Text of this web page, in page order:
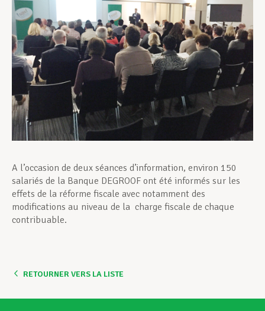
Devenir Membre
Actualités
A l’occasion de deux séances d’information, environ 150
salariés de la Banque DEGROOF ont été informés sur les
effets de la réforme fiscale avec notamment des
modifications au niveau de la charge fiscale de chaque
contribuable.
RETOURNER VERS LA LISTE